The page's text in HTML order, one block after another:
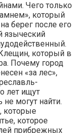
Чего только
который
берег после его
языческий
который в
Почему город
«за лес»,
лет ищут
не могут найти.
которые
которое
прибрежных